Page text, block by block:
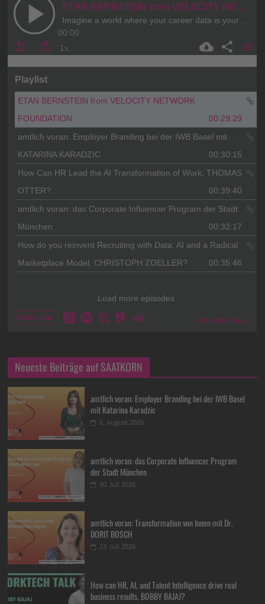
Neueste Beiträge auf SAATKORN
amtlich voran: Employer Branding bei der IWB Basel
mit Katarina Karadzic
6. August 2026
amtlich voran: das Corporate Influencer Program
der Stadt München
30. Juli 2026
amtlich voran: Transformation von Innen mit Dr.
DORIT BOSCH
23. Juli 2026
How can HR, AI, and Talent Intelligence drive real
business results, BOBBY BAJAJ?